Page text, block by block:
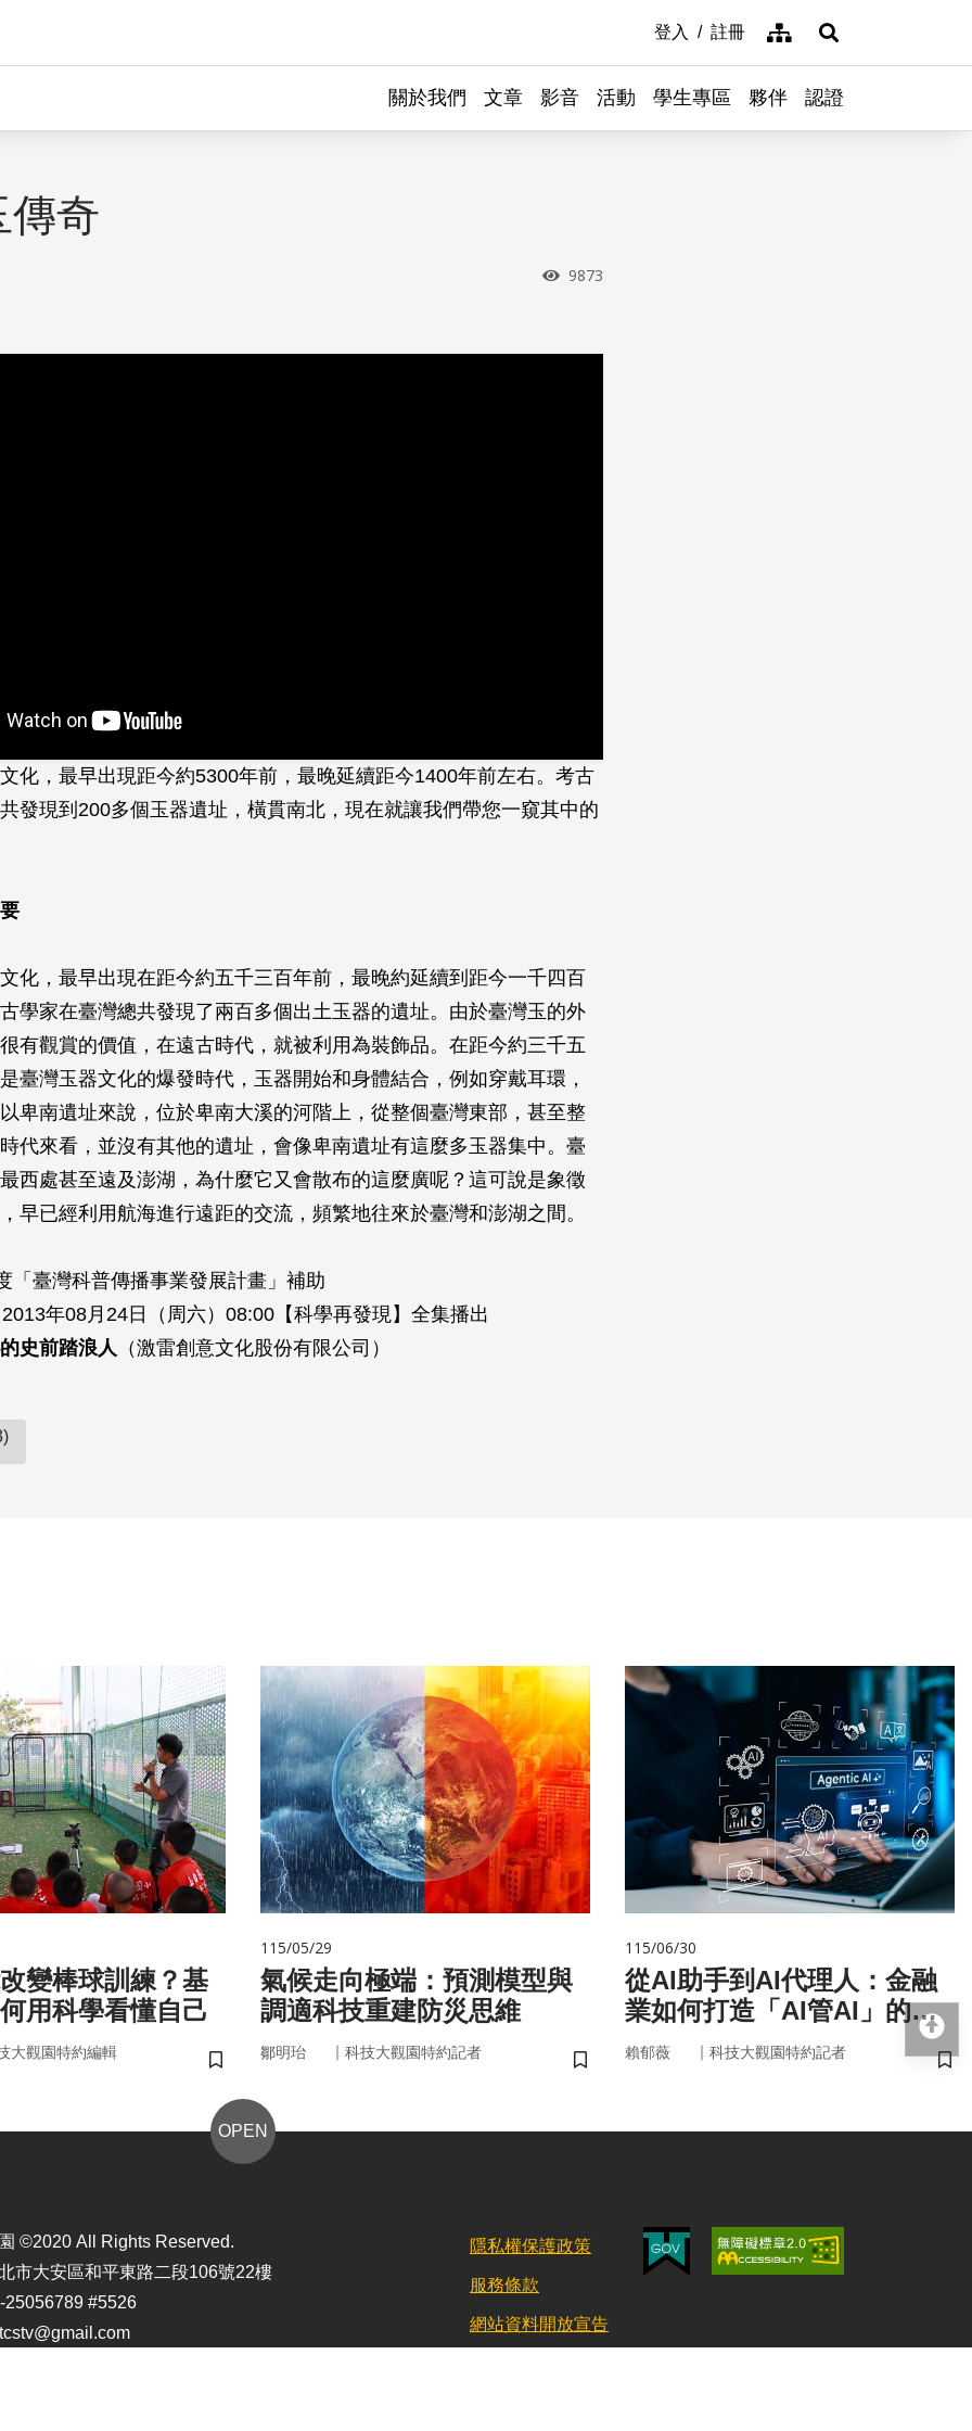
登入 註冊 網站導覽展開搜尋
關於我們 文章 影音 活動 學生專區 夥伴 認證
傳奇
瀏覽次數
9873
化，最早出現距今約5300年前，最晚延續距今1400年前左右。考古
發現到200多個玉器遺址，橫貫南北，現在就讓我們帶您一窺其中的
化，最早出現在距今約五千三百年前，最晚約延續到距今一千四百
學家在臺灣總共發現了兩百多個出土玉器的遺址。由於臺灣玉的外
有觀賞的價值，在遠古時代，就被利用為裝飾品。在距今約三千五
臺灣玉器文化的爆發時代，玉器開始和身體結合，例如穿戴耳環，
卑南遺址來說，位於卑南大溪的河階上，從整個臺灣東部，甚至整
代來看，並沒有其他的遺址，會像卑南遺址有這麼多玉器集中。臺
西處甚至遠及澎湖，為什麼它又會散布的這麼廣呢？這可說是象徵
早已經利用航海進行遠距的交流，頻繁地往來於臺灣和澎湖之間。
「臺灣科普傳播事業發展計畫」補助
年08月24日（周六）08:00【科學再發現】全集播出
史前踏浪人 （激雷創意文化股份有限公司）
變棒球訓練？基
用科學看懂自己
大觀園特約編輯
儲存書籤
115/05/29
氣候走向極端：預測模型與
調適科技重建防災思維
鄒明珆 ｜ 科技大觀園特約記者
儲存書籤
115/06/30
從AI助手到AI代理人：金融
業如何打造「AI管AI」的新
治理模式？
賴郁薇 ｜ 科技大觀園特約記者
儲
OPEN
©2020 All Rights Reserved.
市大安區和平東路二段106號22樓
25056789 #5526
隱私權保護政策
服務條款
網站資料開放宣告
回